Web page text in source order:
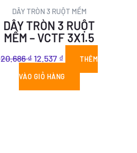
DÂY TRÒN 3 RUỘT MỀM
DÂY TRÒN 3 RUỘT
MỀM – VCTF 3X1.5
20.686₫
là:
20.686 ₫.
12.537 ₫
tại
là:
12.537 ₫.
THÊM
VÀO GIỎ HÀNG